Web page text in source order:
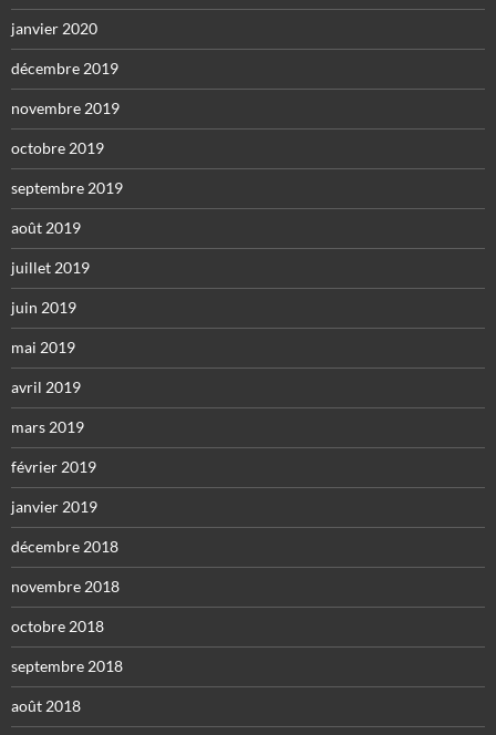
janvier 2020
décembre 2019
novembre 2019
octobre 2019
septembre 2019
août 2019
juillet 2019
juin 2019
mai 2019
avril 2019
mars 2019
février 2019
janvier 2019
décembre 2018
novembre 2018
octobre 2018
septembre 2018
août 2018